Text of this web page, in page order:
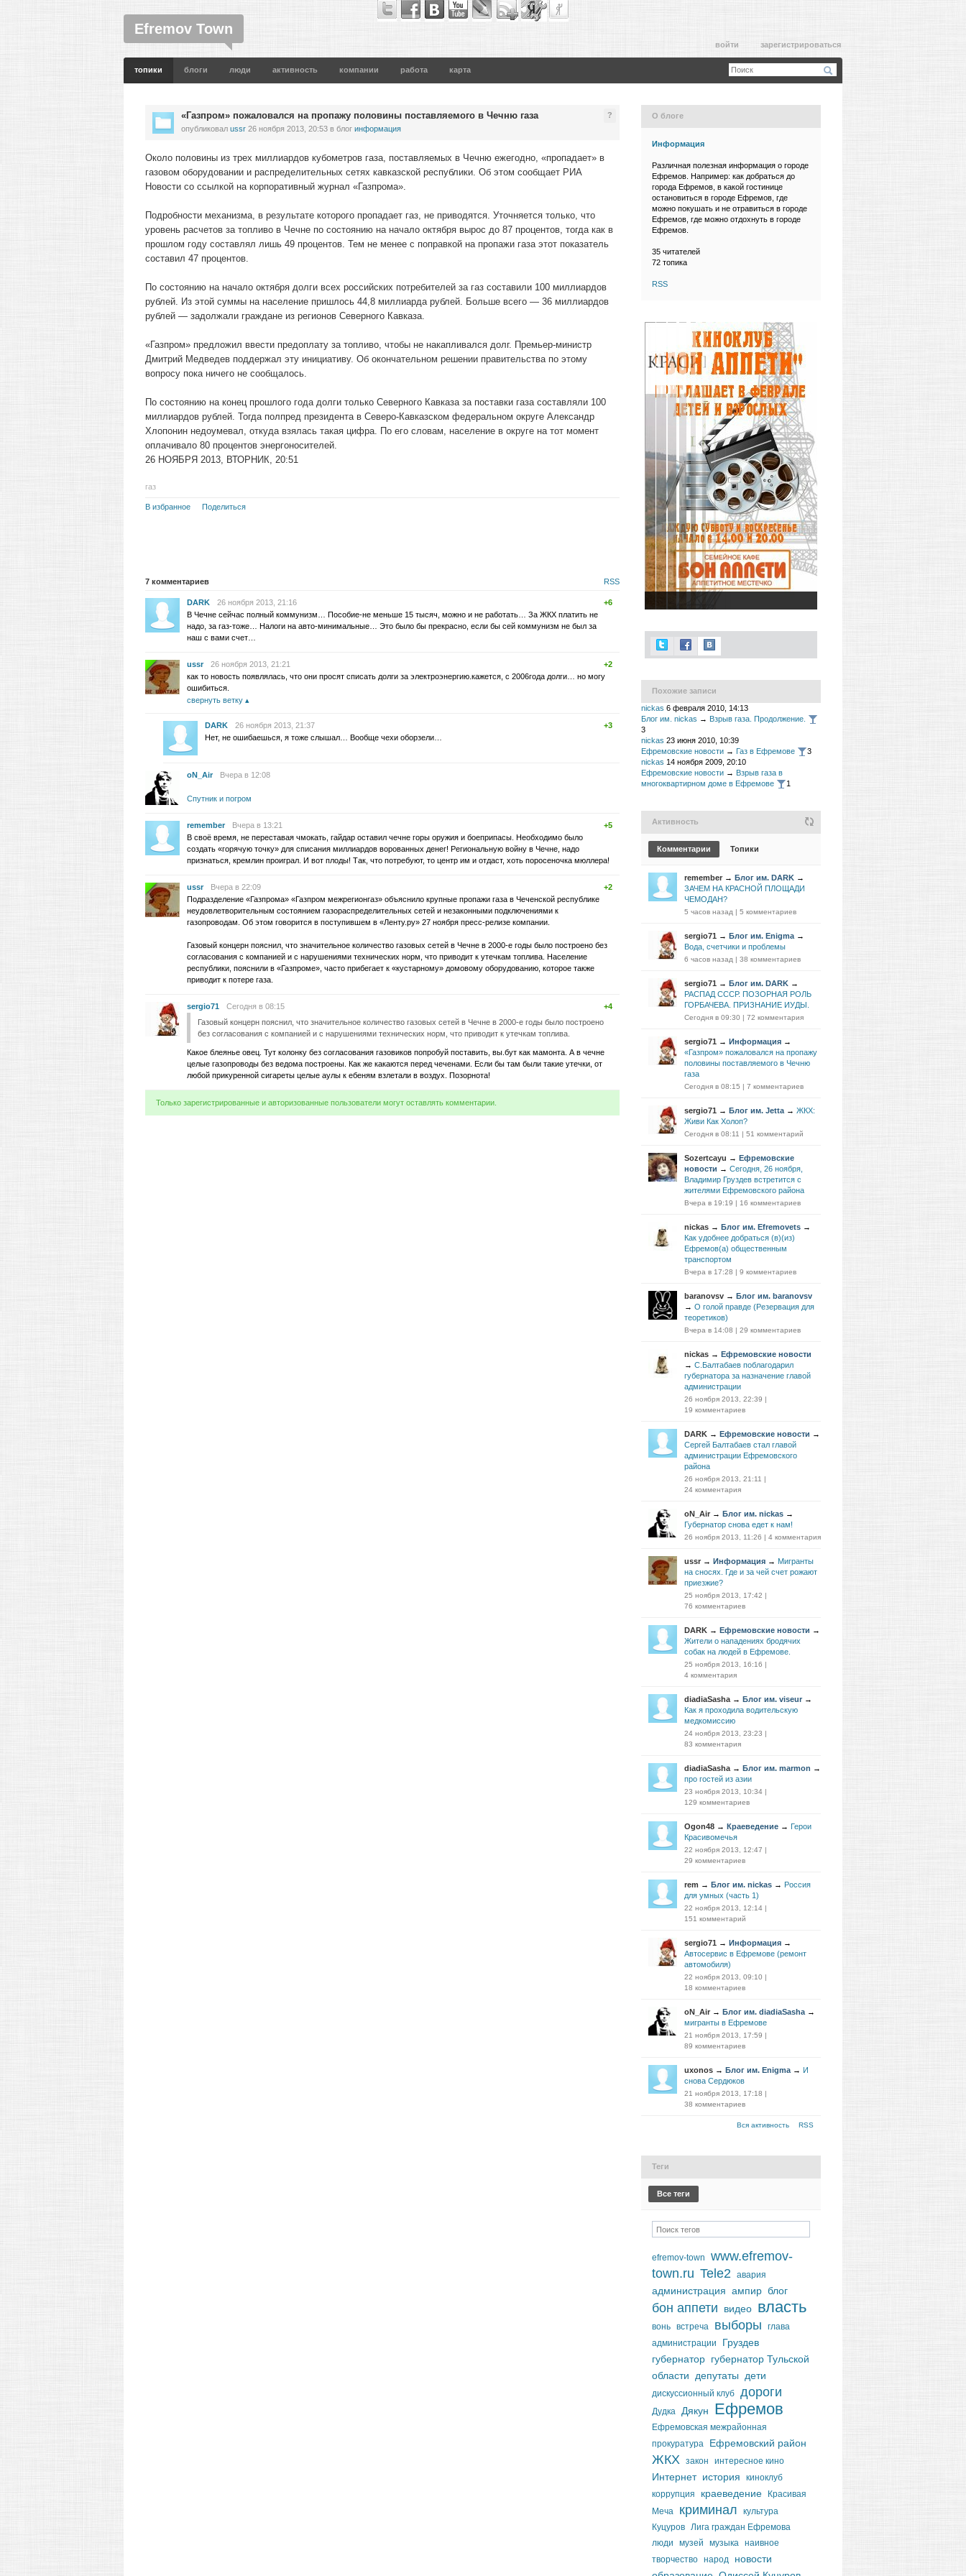
Efremov Town
войти зарегистрироваться
топики блоги люди активность компании работа карта
«Газпром» пожаловался на пропажу половины поставляемого в Чечню газа
опубликовал ussr 26 ноября 2013, 20:53 в блог информация
?
Около половины из трех миллиардов кубометров газа, поставляемых в Чечню ежегодно, «пропадает» в
газовом оборудовании и распределительных сетях кавказской республики. Об этом сообщает РИА
Новости со ссылкой на корпоративный журнал «Газпрома».
Подробности механизма, в результате которого пропадает газ, не приводятся. Уточняется только, что
уровень расчетов за топливо в Чечне по состоянию на начало октября вырос до 87 процентов, тогда как в
прошлом году составлял лишь 49 процентов. Тем не менее с поправкой на пропажи газа этот показатель
составил 47 процентов.
По состоянию на начало октября долги всех российских потребителей за газ составили 100 миллиардов
рублей. Из этой суммы на население пришлось 44,8 миллиарда рублей. Больше всего — 36 миллиардов
рублей — задолжали граждане из регионов Северного Кавказа.
«Газпром» предложил ввести предоплату за топливо, чтобы не накапливался долг. Премьер-министр
Дмитрий Медведев поддержал эту инициативу. Об окончательном решении правительства по этому
вопросу пока ничего не сообщалось.
По состоянию на конец прошлого года долги только Северного Кавказа за поставки газа составляли 100
миллиардов рублей. Тогда полпред президента в Северо-Кавказском федеральном округе Александр
Хлопонин недоумевал, откуда взялась такая цифра. По его словам, население в округе на тот момент
оплачивало 80 процентов энергоносителей.
26 НОЯБРЯ 2013, ВТОРНИК, 20:51
газ
В избранное Поделиться
7 комментариев RSS
DARK 26 ноября 2013, 21:16
+6
В Чечне сейчас полный коммунизм… Пособие-не меньше 15 тысяч, можно и не работать… За ЖКХ платить не
надо, за газ-тоже… Налоги на авто-минимальные… Это было бы прекрасно, если бы сей коммунизм не был за
наш с вами счет…
ussr 26 ноября 2013, 21:21
+2
как то новость появлялась, что они просят списать долги за электроэнергию.кажется, с 2006года долги… но могу
ошибиться.
свернуть ветку
DARK 26 ноября 2013, 21:37
+3
Нет, не ошибаешься, я тоже слышал… Вообще чехи оборзели…
oN_Air Вчера в 12:08
Спутник и погром
remember Вчера в 13:21
+5
В своё время, не переставая чмокать, гайдар оставил чечне горы оружия и боеприпасы. Необходимо было
создать «горячую точку» для списания миллиардов ворованных денег! Региональную войну в Чечне, надо
признаться, кремлин проиграл. И вот плоды! Так, что потребуют, то центр им и отдаст, хоть поросеночка мюллера!
ussr Вчера в 22:09
+2
Подразделение «Газпрома» «Газпром межрегионгаз» объяснило крупные пропажи газа в Чеченской республике
неудовлетворительным состоянием газораспределительных сетей и незаконными подключениями к
газопроводам. Об этом говорится в поступившем в «Ленту.ру» 27 ноября пресс-релизе компании.
Газовый концерн пояснил, что значительное количество газовых сетей в Чечне в 2000-е годы было построено без
согласования с компанией и с нарушениями технических норм, что приводит к утечкам топлива. Население
республики, пояснили в «Газпроме», часто прибегает к «кустарному» домовому оборудованию, которое также
приводит к потере газа.
sergio71 Сегодня в 08:15
+4
Газовый концерн пояснил, что значительное количество газовых сетей в Чечне в 2000-е годы было построено
без согласования с компанией и с нарушениями технических норм, что приводит к утечкам топлива.
Какое блеянье овец. Тут колонку без согласования газовиков попробуй поставить, вы.бут как мамонта. А в чечне
целые газопроводы без ведома построены. Как же какаются перед чеченами. Если бы там были такие утечки, от
любой прикуренной сигареты целые аулы к ебеням взлетали в воздух. Позорнота!
Только зарегистрированные и авторизованные пользователи могут оставлять комментарии.
О блоге
Информация
Различная полезная информация о городе
Ефремов. Например: как добраться до
города Ефремов, в какой гостинице
остановиться в городе Ефремов, где
можно покушать и не отравиться в городе
Ефремов, где можно отдохнуть в городе
Ефремов.
35 читателей
72 топика
RSS
Похожие записи
nickas 6 февраля 2010, 14:13
Блог им. nickas → Взрыв газа. Продолжение.
3
nickas 23 июня 2010, 10:39
Ефремовские новости → Газ в Ефремове
3
nickas 14 ноября 2009, 20:10
Ефремовские новости → Взрыв газа в
многоквартирном доме в Ефремове
1
Активность
Комментарии Топики
remember → Блог им. DARK →
ЗАЧЕМ НА КРАСНОЙ ПЛОЩАДИ
ЧЕМОДАН?
5 часов назад | 5 комментариев
sergio71 → Блог им. Enigma →
Вода, счетчики и проблемы
6 часов назад | 38 комментариев
sergio71 → Блог им. DARK →
РАСПАД СССР. ПОЗОРНАЯ РОЛЬ
ГОРБАЧЕВА. ПРИЗНАНИЕ ИУДЫ.
Сегодня в 09:30 | 72 комментария
sergio71 → Информация →
«Газпром» пожаловался на пропажу
половины поставляемого в Чечню
газа
Сегодня в 08:15 | 7 комментариев
sergio71 → Блог им. Jetta → ЖКХ:
Живи Как Холоп?
Сегодня в 08:11 | 51 комментарий
Sozertcayu → Ефремовские
новости → Сегодня, 26 ноября,
Владимир Груздев встретится с
жителями Ефремовского района
Вчера в 19:19 | 16 комментариев
nickas → Блог им. Efremovets →
Как удобнее добраться (в)(из)
Ефремов(а) общественным
транспортом
Вчера в 17:28 | 9 комментариев
baranovsv → Блог им. baranovsv
→ О голой правде (Резервация для
теоретиков)
Вчера в 14:08 | 29 комментариев
nickas → Ефремовские новости
→ С.Балтабаев поблагодарил
губернатора за назначение главой
администрации
26 ноября 2013, 22:39 |
19 комментариев
DARK → Ефремовские новости →
Сергей Балтабаев стал главой
администрации Ефремовского
района
26 ноября 2013, 21:11 |
24 комментария
oN_Air → Блог им. nickas →
Губернатор снова едет к нам!
26 ноября 2013, 11:26 | 4 комментария
ussr → Информация → Мигранты
на сносях. Где и за чей счет рожают
приезжие?
25 ноября 2013, 17:42 |
76 комментариев
DARK → Ефремовские новости →
Жители о нападениях бродячих
собак на людей в Ефремове.
25 ноября 2013, 16:16 |
4 комментария
diadiaSasha → Блог им. viseur →
Как я проходила водительскую
медкомиссию
24 ноября 2013, 23:23 |
83 комментария
diadiaSasha → Блог им. marmon →
про гостей из азии
23 ноября 2013, 10:34 |
129 комментариев
Ogon48 → Краеведение → Герои
Красивомечья
22 ноября 2013, 12:47 |
29 комментариев
rem → Блог им. nickas → Россия
для умных (часть 1)
22 ноября 2013, 12:14 |
151 комментарий
sergio71 → Информация →
Автосервис в Ефремове (ремонт
автомобиля)
22 ноября 2013, 09:10 |
18 комментариев
oN_Air → Блог им. diadiaSasha →
мигранты в Ефремове
21 ноября 2013, 17:59 |
89 комментариев
uxonos → Блог им. Enigma → И
снова Сердюков
21 ноября 2013, 17:18 |
38 комментариев
Вся активность RSS
Теги
Все теги
efremov-town
www.efremov-
town.ru Tele2 авария
администрация ампир блог
бон аппети видео власть
вонь встреча выборы
глава
администрации
Груздев
губернатор губернатор Тульской
области
депутаты дети
дискуссионный клуб дороги
Дудка Дякун Ефремов
Ефремовская межрайонная
прокуратура
Ефремовский район
ЖКХ закон интересное кино
Интернет история
киноклуб
коррупция
краеведение
Красивая
Меча
криминал
культура
Куцуров Лига граждан Ефремова
люди
музей музыка наивное
творчество народ
новости